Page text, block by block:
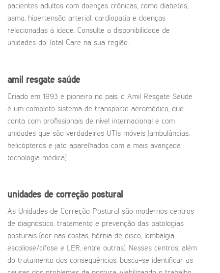
pacientes adultos com doenças crônicas, como diabetes,
asma, hipertensão arterial, cardiopatia e doenças
relacionadas à idade. Consulte a disponibilidade de
unidades do Total Care na sua região.
amil resgate saúde
Criado em 1993 e pioneiro no país, o Amil Resgate Saúde
é um completo sistema de transporte aeromédico, que
conta com profissionais de nível internacional e com
unidades que são verdadeiras UTIs móveis (ambulâncias,
helicópteros e jato aparelhados com a mais avançada
tecnologia médica).
unidades de correção postural
As Unidades de Correção Postural são modernos centros
de diagnóstico, tratamento e prevenção das patologias
posturais (dor nas costas, hérnia de disco, lombalgia,
escoliose/cifose e LER, entre outras). Nesses centros, além
do tratamento das consequências, busca-se identificar as